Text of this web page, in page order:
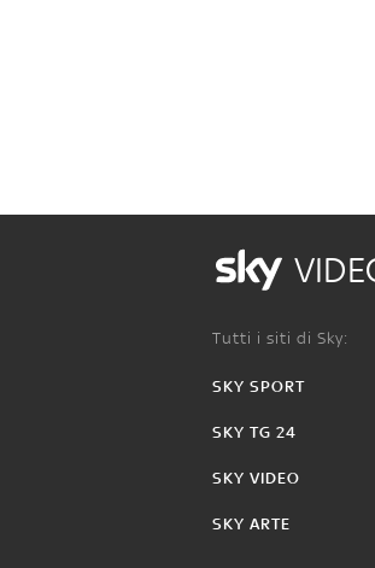
Tutti i siti di Sky:
SKY SPORT
SKY TG 24
SKY VIDEO
SKY ARTE